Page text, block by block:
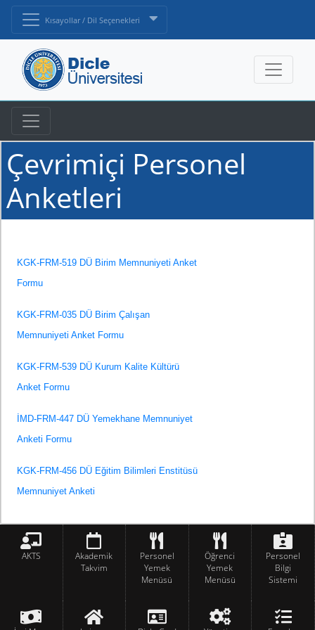
Kısayollar / Dil Seçenekleri
Çevrimiçi Personel
Anketleri
KGK-FRM-519 DÜ Birim Memnuniyeti Anket
Formu
KGK-FRM-035 DÜ Birim Çalışan
Memnuniyeti Anket Formu
KGK-FRM-539 DÜ Kurum Kalite Kültürü
Anket Formu
İMD-FRM-447 DÜ Yemekhane Memnuniyet
Anketi Formu
KGK-FRM-456 DÜ Eğitim Bilimleri Enstitüsü
Memnuniyet Anketi
AKTS
Akademik
Takvim
Personel
Yemek
Menüsü
Öğrenci
Yemek
Menüsü
Personel
Bilgi
Sistemi